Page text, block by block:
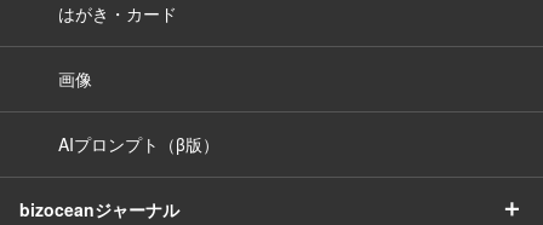
はがき・カード
画像
AIプロンプト（β版）
bizoceanジャーナル
＋